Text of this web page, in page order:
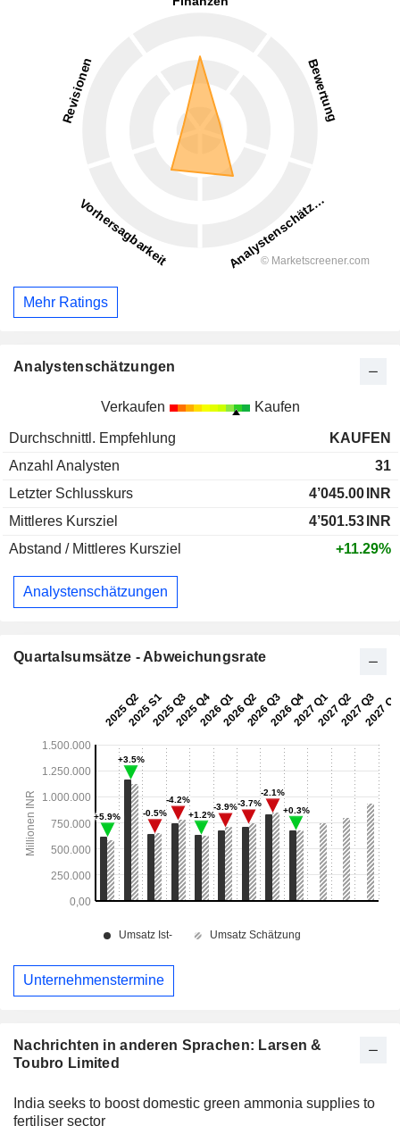
Nachrichten in anderen Sprachen: Larsen &
Toubro Limited
India seeks to boost domestic green ammonia supplies to
fertiliser sector
Mehr Ratings
Analystenschätzungen
Verkaufen Kaufen
Durchschnittl. Empfehlung
KAUFEN
Anzahl Analysten
31
Letzter Schlusskurs
4’045.00 INR
Mittleres Kursziel
4’501.53 INR
Abstand / Mittleres Kursziel
+11.29%
Analystenschätzungen
Quartalsumsätze - Abweichungsrate
Unternehmenstermine